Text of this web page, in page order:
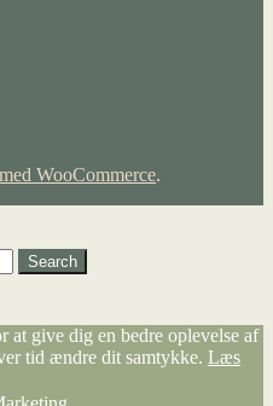
WooCommerce.
Search
give dig en bedre oplevelse af
tid ændre dit samtykke. Læs